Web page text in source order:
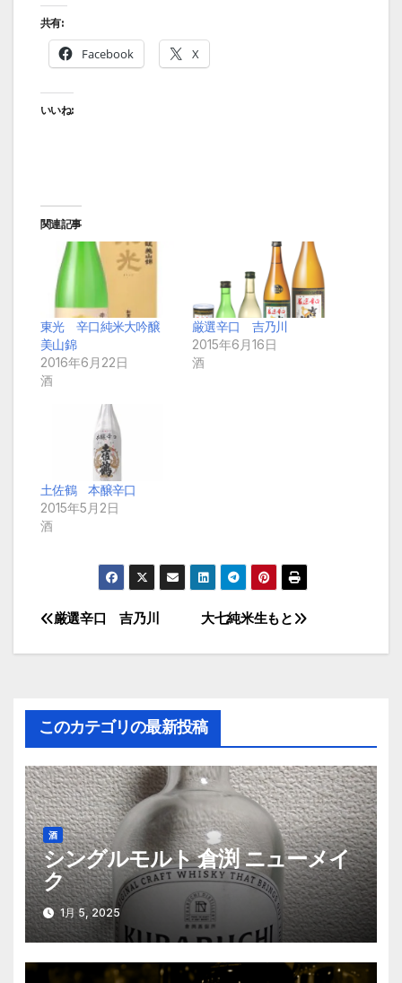
共有:
Facebook X
いいね:
関連記事
東光 辛口純米大吟醸
美山錦
2016年6月22日
酒
厳選辛口 吉乃川
2015年6月16日
酒
土佐鶴 本醸辛口
2015年5月2日
酒
投
稿
ナ
ビ
ゲ
ー
シ
ョ
ン
大七純米生もと
厳選辛口 吉乃川
このカテゴリの最新投稿
酒
シングルモルト 倉渕 ニューメイ
ク
1月 5, 2025